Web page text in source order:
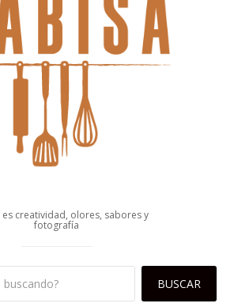
es creatividad, olores, sabores y
fotografía